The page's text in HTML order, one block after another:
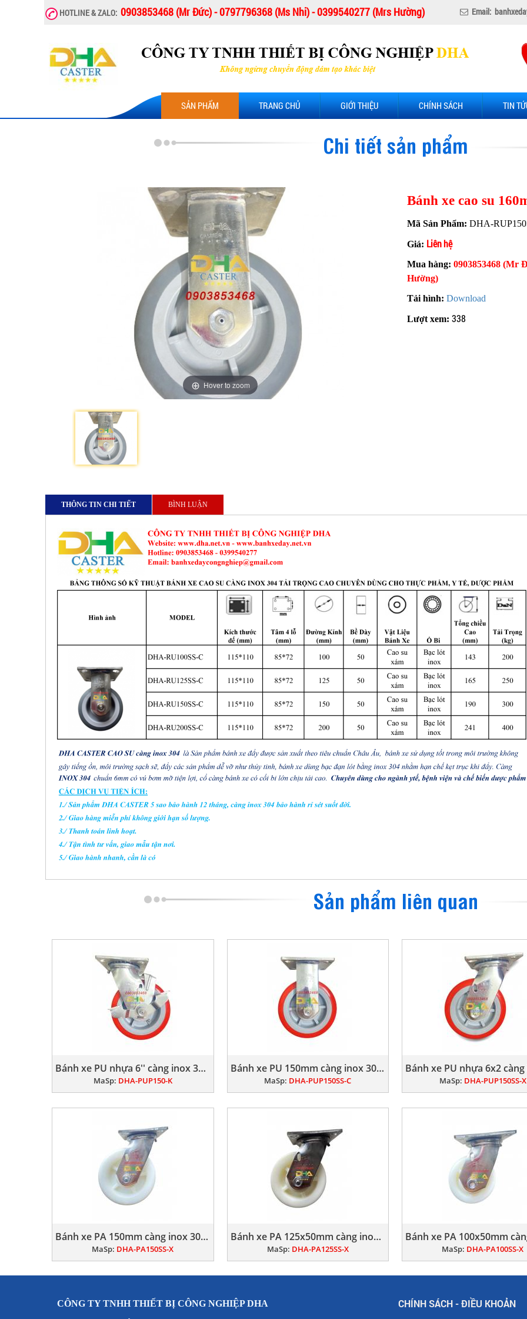
HOTLINE & ZALO: 0903853468 (Mr Đức) - 0797796368 (Ms Nhi) - 0399540277 (Mrs Hường) Email:
SẢN PHẨM TRANG CHỦ GIỚI THIỆU CHÍNH SÁCH TIN
Chi tiết sản phẩm
Hover to zoom
Bánh xe cao su
Mã Sản Phẩm: DHA-
Giá: Liên hệ
Mua hàng: 0903853468 (Mr
Hường)
Tải hình: Download
Lượt xem: 338
THÔNG TIN CHI TIẾT BÌNH LUẬN
Sản phẩm liên quan
Bánh xe PU nhựa 6'' càng inox 304 khóa
MaSp: DHA-PUP150-K
Bánh xe PU 150mm càng inox 304 cố định
MaSp: DHA-PUP150SS-C MaSp: DHA-PUP150SS-X
Bánh xe PA 150mm càng inox 304 xoay
MaSp: DHA-PA150SS-X
Bánh xe PA 125x50mm càng inox 304 xoay
MaSp: DHA-PA125SS-X MaSp: DHA-PA100SS-X
CÔNG TY TNHH THIẾT BỊ CÔNG NGHIỆP DHA
CHÍNH SÁCH - ĐIỀU KHOẢN